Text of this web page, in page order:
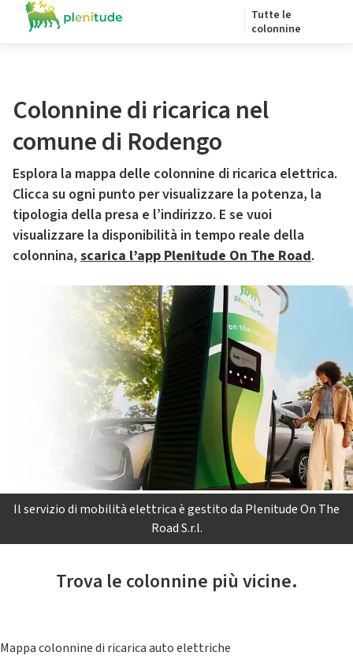
Tutte le
colonnine
Colonnine di ricarica nel
comune di Rodengo
Esplora la mappa delle colonnine di ricarica elettrica.
Clicca su ogni punto per visualizzare la potenza, la
tipologia della presa e l’indirizzo. E se vuoi
visualizzare la disponibilità in tempo reale della
colonnina, scarica l’app Plenitude On The Road.
Il servizio di mobilità elettrica è gestito da Plenitude On The
Road S.r.l.
Trova le colonnine più vicine.
Mappa colonnine di ricarica auto elettriche